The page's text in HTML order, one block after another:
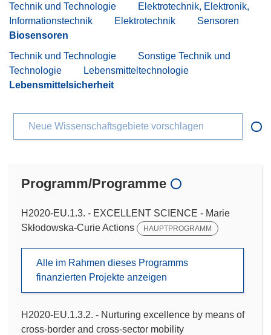
Technik und Technologie
Elektrotechnik, Elektronik,
Informationstechnik
Elektrotechnik
Sensoren
Biosensoren
Technik und Technologie
Sonstige Technik und
Technologie
Lebensmitteltechnologie
Lebensmittelsicherheit
Neue Wissenschaftsgebiete vorschlagen
Programm/Programme
H2020-EU.1.3. - EXCELLENT SCIENCE - Marie
Skłodowska-Curie Actions
HAUPTPROGRAMM
Alle im Rahmen dieses Programms
finanzierten Projekte anzeigen
H2020-EU.1.3.2. - Nurturing excellence by means of
cross-border and cross-sector mobility